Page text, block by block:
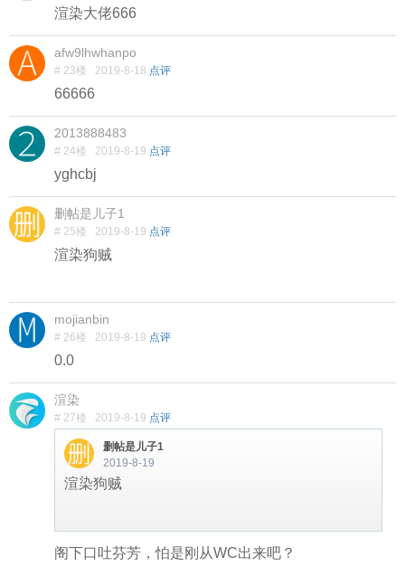
渲染大佬666
afw9lhwhanpo
# 23楼 2019-8-18 点评
66666
2013888483
# 24楼 2019-8-19 点评
yghcbj
删帖是儿子1
# 25楼 2019-8-19 点评
渲染狗贼
mojianbin
# 26楼 2019-8-19 点评
0.0
渲染
# 27楼 2019-8-19 点评
删帖是儿子1
2019-8-19
渲染狗贼
阁下口吐芬芳，怕是刚从WC出来吧？